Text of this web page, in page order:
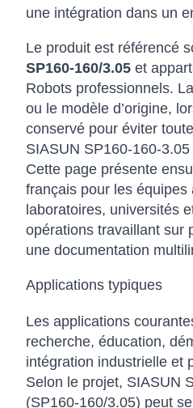
une intégration dans un
Le produit est référencé
SP160-160/3.05 et
Robots professionnels.
ou le modèle d’origine,
conservé pour éviter
SIASUN SP160-160-
Cette page présente
français pour les équipes
laboratoires, universités
opérations travaillant sur
une documentation
Applications typiques
Les applications
recherche, éducation,
intégration industrielle et
Selon le projet, SIASUN
(SP160-160/3.05) peut